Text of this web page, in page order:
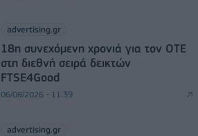
advertising.gr
18η συνεχόμενη χρονιά για τον ΟΤΕ
στη διεθνή σειρά δεικτών
FTSE4Good
06/08/2026 - 11:39
advertising.gr